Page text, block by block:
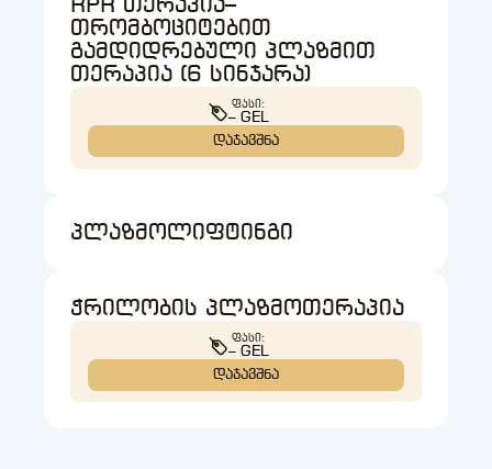
RPR თერაპია–
თრომბოციტებით
გამდიდრებული პლაზმით
თერაპია (6 სინჯარა)
ᲤᲐᲡᲘ:
– GEL
დაჯავშნა
პლაზმოლიფტინგი
ჭრილობის პლაზმოთერაპია
ᲤᲐᲡᲘ:
– GEL
დაჯავშნა